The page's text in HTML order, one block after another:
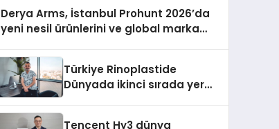
Derya Arms, İstanbul Prohunt 2026’da
yeni nesil ürünlerini ve global marka
Türkiye Rinoplastide
Dünyada ikinci sırada yer
Tencent Hy3 dünya